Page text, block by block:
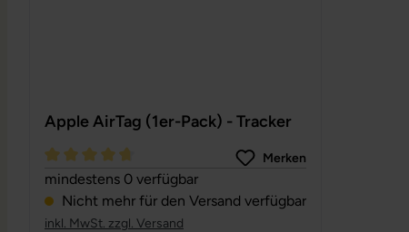
Apple AirTag (1er-Pack) - Tracker
Durchschnittliche Bewertung von 4.67 von 5 Sternen
Merken
mindestens 0 verfügbar
Nicht mehr für den Versand verfügbar
inkl. MwSt. zzgl. Versand